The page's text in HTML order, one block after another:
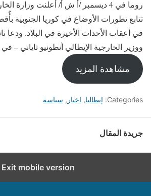
روما في 4 ديسمبر /أ ش أ/ أعلنت وزارة
تتابع تطورات الأوضاع في كوريا الجنوبية
في أعقاب الأحداث الأخيرة في البلاد. ودعا
ووزير الخارجية الإيطالي أنطونيو تاياني – في
مشاهدة المزيد
Categories: إيطاليا, اخبار , سياسة
جريدة المقال
Exit mobile version